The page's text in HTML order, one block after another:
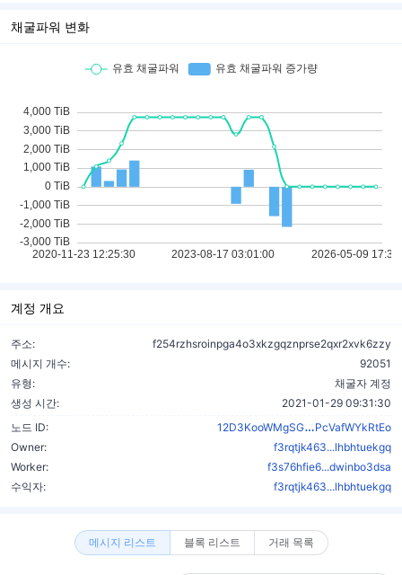
채굴파워 변화
계정 개요
주소:
f254rzhsroinpga4o3xkzgqznprse2qxr2xvk6zzy
메시지 개수:
92051
유형:
채굴자 계정
생성 시간:
2021-01-29 09:31:30
노드 ID:
12D3KooWMgSG
PcVafWYkRtEo
Owner:
f3rqtjk463...lhbhtuekgq
Worker:
f3s76hfie6...dwinbo3dsa
수익자:
f3rqtjk463...lhbhtuekgq
메시지 리스트 블록 리스트 거래 목록